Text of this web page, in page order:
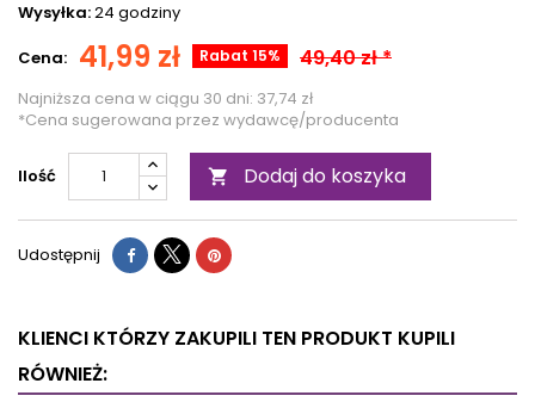
Wysyłka:24 godziny
Cena: 41,99 zł Rabat 15% 49,40 zł *
Najniższa cena w ciągu 30 dni: 37,74 zł
*Cena sugerowana przez wydawcę/producenta
Ilość  Dodaj do koszyka
Udostępnij
KLIENCI KTÓRZY ZAKUPILI TEN PRODUKT KUPILI
RÓWNIEŻ: